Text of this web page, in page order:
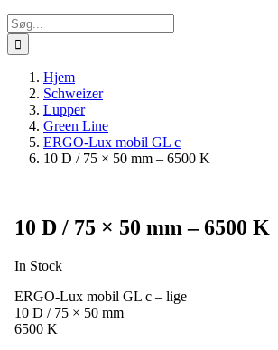
Søg
efter:
Hjem
Schweizer
Lupper
Green Line
ERGO-Lux mobil GL c
10 D / 75 × 50 mm – 6500 K
10 D / 75 × 50 mm – 6500 K
In Stock
ERGO-Lux mobil GL c – lige
10 D / 75 × 50 mm
6500 K